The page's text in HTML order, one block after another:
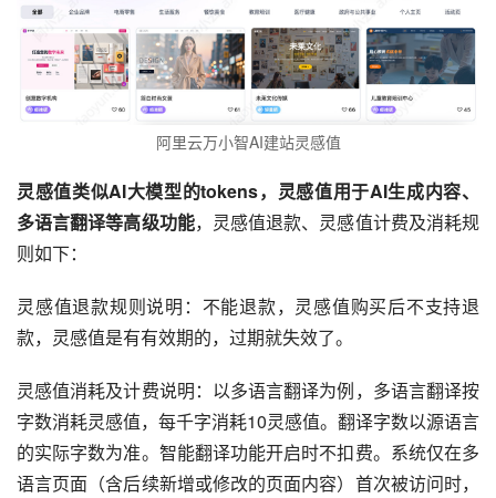
阿里云万小智AI建站灵感值
灵感值类似AI大模型的tokens，灵感值用于AI生成内容、
多语言翻译等高级功能，灵感值退款、灵感值计费及消耗规
则如下：
灵感值退款规则说明：不能退款，灵感值购买后不支持退
款，灵感值是有有效期的，过期就失效了。
灵感值消耗及计费说明：以多语言翻译为例，多语言翻译按
字数消耗灵感值，每千字消耗10灵感值。翻译字数以源语言
的实际字数为准。智能翻译功能开启时不扣费。系统仅在多
语言页面（含后续新增或修改的页面内容）首次被访问时，